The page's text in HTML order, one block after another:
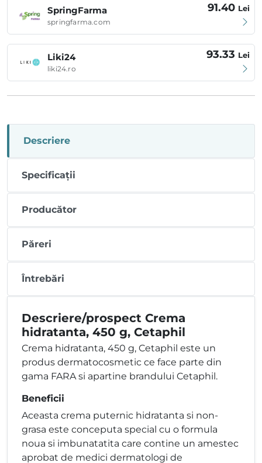
SpringFarma
springfarma.com
91.40 Lei
Liki24
liki24.ro
93.33 Lei
Descriere
Specificații
Producător
Păreri
Întrebări
Descriere/prospect Crema
hidratanta, 450 g, Cetaphil
Crema hidratanta, 450 g, Cetaphil este un
produs dermatocosmetic ce face parte din
gama FARA si apartine brandului Cetaphil.
Beneficii
Aceasta crema puternic hidratanta si non-
grasa este conceputa special cu o formula
noua si imbunatatita care contine un amestec
aprobat de medici dermatologi de